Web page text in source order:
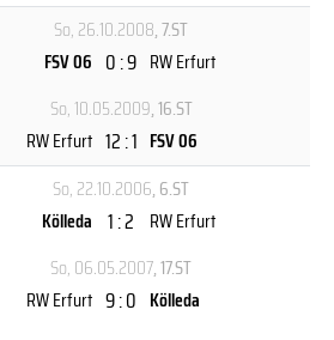
So, 26.10.2008, 7.ST
FSV 06 0 : 9 RW Erfurt
So, 10.05.2009, 16.ST
RW Erfurt 12 : 1 FSV 06
So, 22.10.2006, 6.ST
Kölleda 1 : 2 RW Erfurt
So, 06.05.2007, 17.ST
RW Erfurt 9 : 0 Kölleda